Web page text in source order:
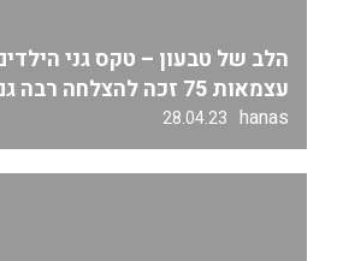
הלב של טבעון – טקס גני
עצמאות 75 זכה להצלחה רבה גם השנה
hanas
28.04.23